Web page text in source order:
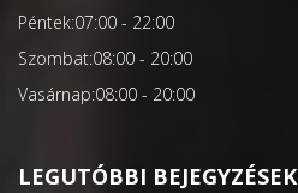
Péntek:07:00 - 22:00
Szombat:08:00 - 20:00
Vasárnap:08:00 - 20:00
LEGUTÓBBI BEJEGYZÉSEK